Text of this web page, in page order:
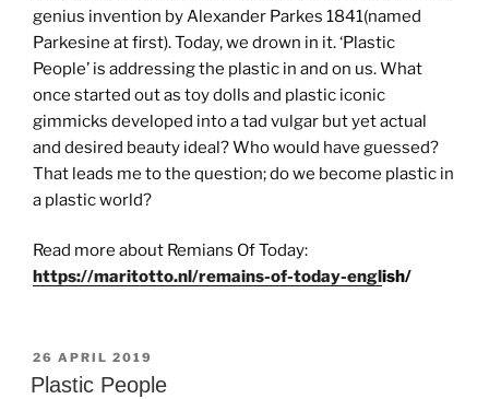
genius invention by Alexander Parkes 1841(named
Parkesine at first). Today, we drown in it. ‘Plastic
People’ is addressing the plastic in and on us. What
once started out as toy dolls and plastic iconic
gimmicks developed into a tad vulgar but yet actual
and desired beauty ideal? Who would have guessed?
That leads me to the question; do we become plastic in
a plastic world?
Read more about Remians Of Today:
https://maritotto.nl/remains-of-today-english/
GEPLAATST
OP
26 APRIL 2019
Plastic People